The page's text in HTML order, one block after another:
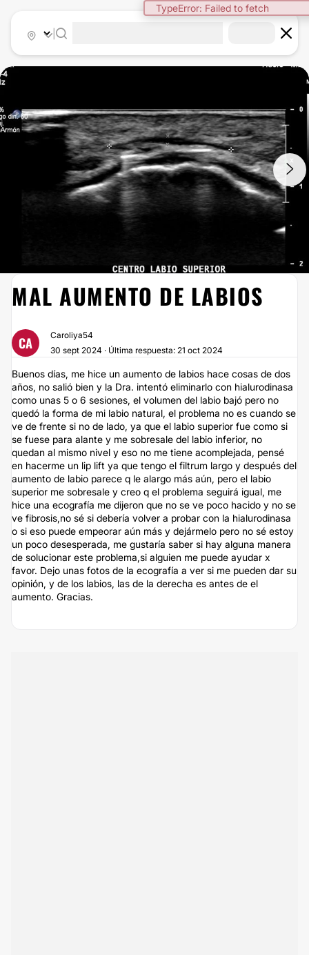
TypeError: Failed to fetch
RELLENOS FACIALES
MAL AUMENTO DE LABIOS
CA
Caroliya54
30 sept 2024 · Última respuesta: 21 oct 2024
Buenos días, me hice un aumento de labios hace cosas de dos
años, no salió bien y la Dra. intentó eliminarlo con hialurodinasa
como unas 5 o 6 sesiones, el volumen del labio bajó pero no
quedó la forma de mi labio natural, el problema no es cuando se
ve de frente si no de lado, ya que el labio superior fue como si
se fuese para alante y me sobresale del labio inferior, no
quedan al mismo nivel y eso no me tiene acomplejada, pensé
en hacerme un lip lift ya que tengo el filtrum largo y después del
aumento de labio parece q le alargo más aún, pero el labio
superior me sobresale y creo q el problema seguirá igual, me
hice una ecografía me dijeron que no se ve poco hacido y no se
ve fibrosis,no sé si debería volver a probar con la hialurodinasa
o si eso puede empeorar aún más y dejármelo pero no sé estoy
un poco desesperada, me gustaría saber si hay alguna manera
de solucionar este problema,si alguien me puede ayudar x
favor. Dejo unas fotos de la ecografía a ver si me pueden dar su
opinión, y de los labios, las de la derecha es antes de el
aumento. Gracias.